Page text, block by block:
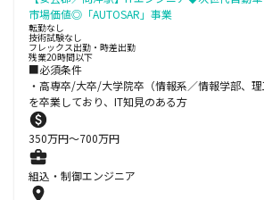
市場価値◎「AUTOSAR」事業
転勤なし
技術試験なし
フレックス出勤・時差出勤
残業20時間以下
■必須条件
・高専卒/大卒/大学院卒（情報系／情報学部、理
を卒業しており、IT知見のある方
350万円〜700万円
組込・制御エンジニア